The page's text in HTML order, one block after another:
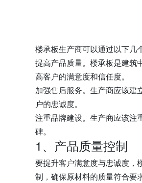
楼承板生产商可以通过以下几
提高产品质量。楼承板是建筑
高客户的满意度和信任度。
加强售后服务。生产商应该建
户的忠诚度。
注重品牌建设。生产商应该注
碑。
1、产品质量控制
要提升客户满意度与忠诚度，
制，确保原材料的质量符合要